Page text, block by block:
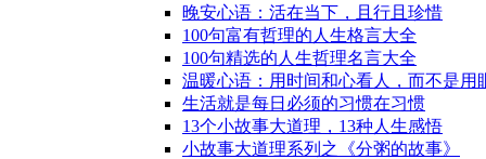
晚安心语：活在当下，且行且珍惜
100句富有哲理的人生格言大全
100句精选的人生哲理名言大全
温暖心语：用时间和心看人，而不是用
生活就是每日必须的习惯在习惯
13个小故事大道理，13种人生感悟
小故事大道理系列之《分粥的故事》